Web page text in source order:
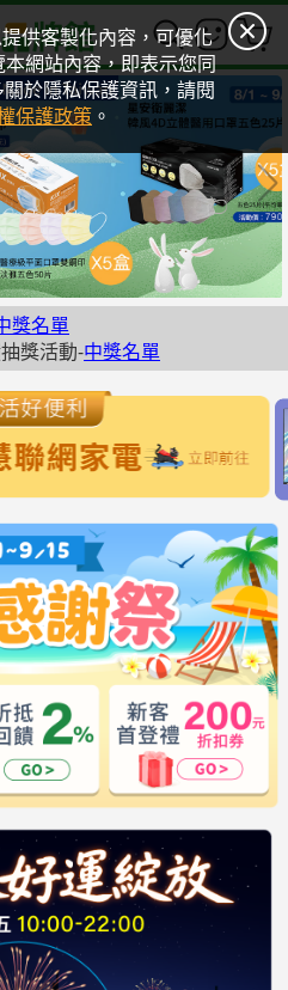
供客製化內容，可優化
網站內容，即表示您同
於隱私保護資訊，請閱
保護政策 。
獎名單
獎活動-中獎名單